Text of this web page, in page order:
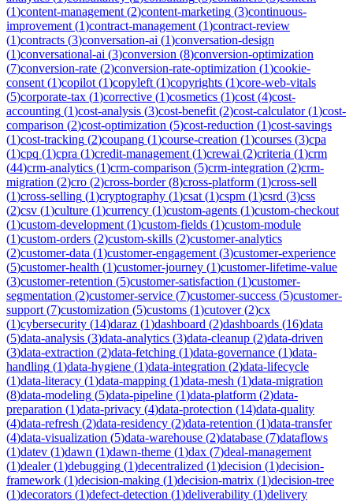
(1)content-management (2)content-marketing (3)continuous-
improvement (1)contract-management (1)contract-review
(1)contracts (3)conversation-ai (1)conversation-design
(1)conversational-ai (3)conversion (8)conversion-optimization
(7)conversion-rate (2)conversion-rate-optimization (1)cookie-
consent (1)copilot (1)copyleft (1)copyrights (1)core-web-vitals
(5)corporate-tax (1)corrective (1)cosmetics (1)cost (4)cost-
accounting (1)cost-analysis (3)cost-benefit (2)cost-calculator(1)cost-
comparison (2)cost-optimization (5)cost-reduction (1)cost-savings
(1)cost-tracking (2)coupang (1)course-creation (1)courses (3)cpa
(1)cpq (1)cpra (1)credit-management (1)crewai (2)criteria (1)crm
(44)crm-analytics (1)crm-comparison (5)crm-integration (2)crm-
migration (2)cro (2)cross-border(8)cross-platform (1)cross-sell
(1)cross-selling (1)cryptography (1)csat (1)cspm (1)csrd (3)css
(2)csv (1)culture (1)currency (1)custom-agents (1)custom-checkout
(1)custom-development (1)custom-fields (1)custom-module
(1)custom-orders (2)custom-skills (2)customer-analytics
(2)customer-data (1)customer-engagement (3)customer-experience
(5)customer-health (1)customer-journey (1)customer-lifetime-value
(3)customer-retention (5)customer-satisfaction (1)customer-
segmentation (2)customer-service (7)customer-success (5)customer-
support (7)customization (5)customs (1)cutover(2)cx
(1)cybersecurity (14)daraz (1)dashboard (2)dashboards (16)data
(5)data-analysis (3)data-analytics (3)data-cleanup (2)data-driven
(3)data-extraction (2)data-fetching (1)data-governance (1)data-
handling (1)data-hygiene (1)data-integration (2)data-lifecycle
(1)data-literacy (1)data-mapping (1)data-mesh (1)data-migration
(8)data-modeling (5)data-pipeline (1)data-platform (2)data-
preparation (1)data-privacy (4)data-protection (14)data-quality
(4)data-refresh (2)data-residency (2)data-retention (1)data-transfer
(4)data-visualization (5)data-warehouse (2)database (7)dataflows
(1)datev (1)dawn (1)dawn-theme (1)dax (7)deal-management
(1)dealer(1)debugging (1)decentralized (1)decision (1)decision-
framework (1)decision-making (1)decision-matrix (1)decision-tree
(1)decorators (1)defect-detection (1)deliverability (1)delivery